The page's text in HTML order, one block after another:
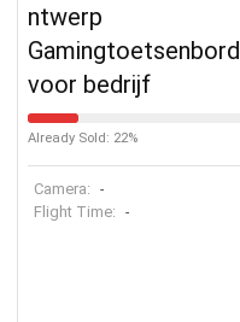
ntwerp
Gamingtoetsenbord
voor bedrijf
Already Sold: 22%
Camera: -
Flight Time: -